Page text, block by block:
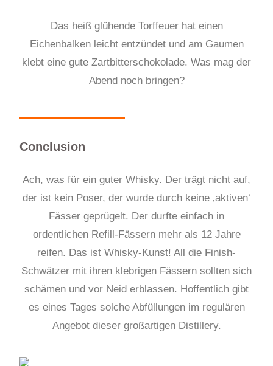
Das heiß glühende Torffeuer hat einen
Eichenbalken leicht entzündet und am Gaumen
klebt eine gute Zartbitterschokolade. Was mag der
Abend noch bringen?
Conclusion
Ach, was für ein guter Whisky. Der trägt nicht auf,
der ist kein Poser, der wurde durch keine ‚aktiven‘
Fässer geprügelt. Der durfte einfach in
ordentlichen Refill-Fässern mehr als 12 Jahre
reifen. Das ist Whisky-Kunst! All die Finish-
Schwätzer mit ihren klebrigen Fässern sollten sich
schämen und vor Neid erblassen. Hoffentlich gibt
es eines Tages solche Abfüllungen im regulären
Angebot dieser großartigen Distillery.